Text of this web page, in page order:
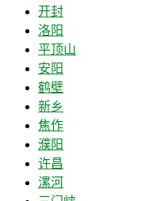
开封
洛阳
平顶山
安阳
鹤壁
新乡
焦作
濮阳
许昌
漯河